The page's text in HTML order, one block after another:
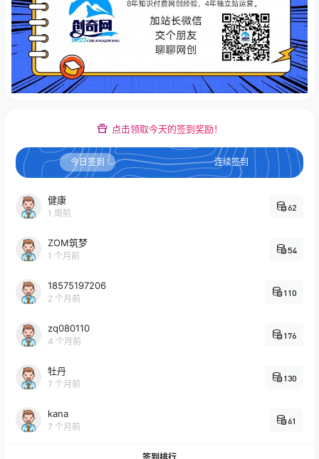
点击领取今天的签到奖励！
今日签到 连续签到
健康
1 周前
62
ZOM筑梦
1 个月前
54
18575197206
2 个月前
110
zq080110
4 个月前
176
牡丹
7 个月前
130
kana
7 个月前
61